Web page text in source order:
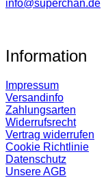
info@superchan.de
Information
Impressum
Versandinfo
Zahlungsarten
Widerrufsrecht
Vertrag widerrufen
Cookie Richtlinie
Datenschutz
Unsere AGB